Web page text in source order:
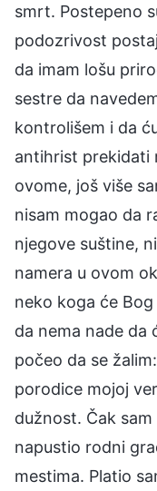
smrt. Postepeno
podozrivost
da imam lošu
sestre da
kontrolišem i da
antihrist prekidati
ovome, još više
nisam mogao da
njegove suštine,
namera u ovom
neko koga će
da nema nade da
počeo da se
porodice mojoj
dužnost. Čak
napustio rodni
mestima. Platio